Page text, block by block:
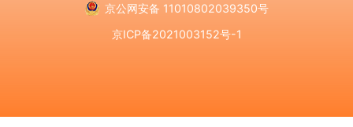
京公网安备 11010802039350号
京ICP备2021003152号-1